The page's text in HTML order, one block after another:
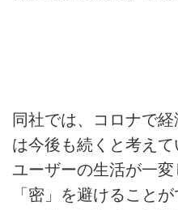
同社では、コロナで
は今後も続くと考えて
ユーザーの生活が一
「密」を避けること